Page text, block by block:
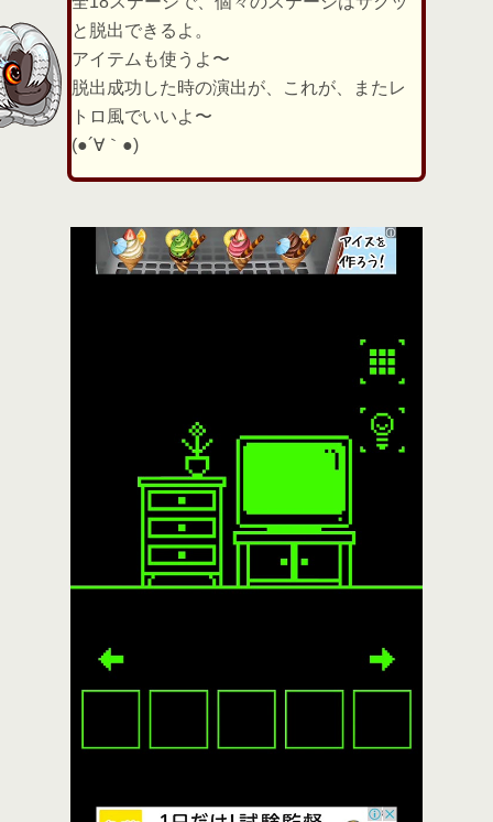
と脱出できるよ。
アイテムも使うよ〜
脱出成功した時の演出が、これが、またレ
トロ風でいいよ〜
(●´∀｀●)